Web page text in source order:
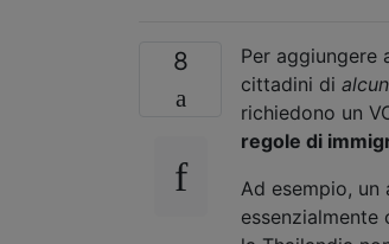
8
Per aggiungere
cittadini di
richiedono un
regole di
Ad esempio,